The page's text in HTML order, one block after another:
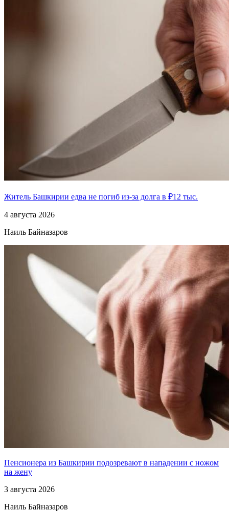
Житель Башкирии едва не погиб из-за долга в ₽12 тыс.
4 августа 2026
Наиль Байназаров
Пенсионера из Башкирии подозревают в нападении с ножом
на жену
3 августа 2026
Наиль Байназаров